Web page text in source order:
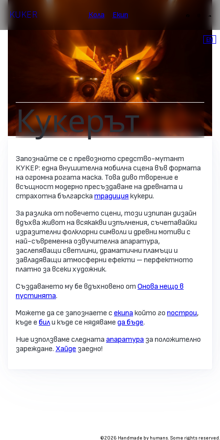
KUKER Кола Екип
EN
Кукерът
Запознайте се с превозното средство-мутант
КУКЕР: една внушителна мобилна сцена във формата
на огромна рогата маска. Това диво творение е
всъщност модерно пресъздаване на древната и
страхотна българскатрадиция кукери.
За разлика от повечето сцени, този изпипан дизайн
вдъхва живот на всякакви изпълнения, съчетавайки
изразителни фолклорни символи и древни мотиви с
най-съвременна озвучителна апаратура,
заслепяващи светлини, драматични пламъци и
завладяващи атмосферни ефекти – перфектното
платно за всеки художник.
Създаването му бе вдъхновено от Онова нещо в
пустинята.
Можете да се запознаете с екипакойто го построи,
къде е били къде се нядяваме да бъде.
Ние използваме следнатаапаратура за положително
зареждане. Хайде заедно!
©2026 Handmade by humans. Some rights reserved.